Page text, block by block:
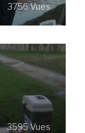
3756 Vues
3595 Vues